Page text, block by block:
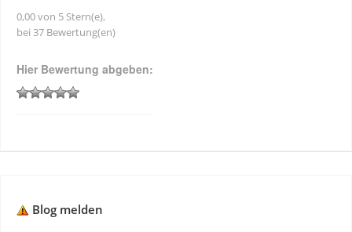
0,00 von 5 Stern(e),
bei 37 Bewertung(en)
Hier Bewertung abgeben:
Blog melden